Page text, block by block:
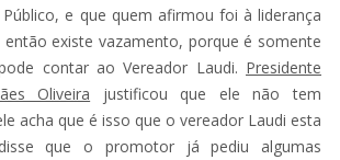
e que quem afirmou foi à liderança
existe vazamento, porque é somente
contar ao Vereador Laudi. Presidente
Oliveira justificou que ele não tem
acha que é isso que o vereador Laudi esta
que o promotor já pediu algumas